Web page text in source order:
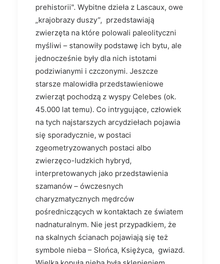
prehistorii". Wybitne dzieła z Lascaux, owe
„krajobrazy duszy”, przedstawiają
zwierzęta na które polowali paleolityczni
myśliwi – stanowiły podstawę ich bytu, ale
jednocześnie były dla nich istotami
podziwianymi i czczonymi. Jeszcze
starsze malowidła przedstawieniowe
zwierząt pochodzą z wyspy Celebes (ok.
45.000 lat temu). Co intrygujące, człowiek
na tych najstarszych arcydziełach pojawia
się sporadycznie, w postaci
zgeometryzowanych postaci albo
zwierzęco-ludzkich hybryd,
interpretowanych jako przedstawienia
szamanów – ówczesnych
charyzmatycznych mędrców
pośredniczących w kontaktach ze światem
nadnaturalnym. Nie jest przypadkiem, że
na skalnych ścianach pojawiają się też
symbole nieba – Słońca, Księżyca, gwiazd.